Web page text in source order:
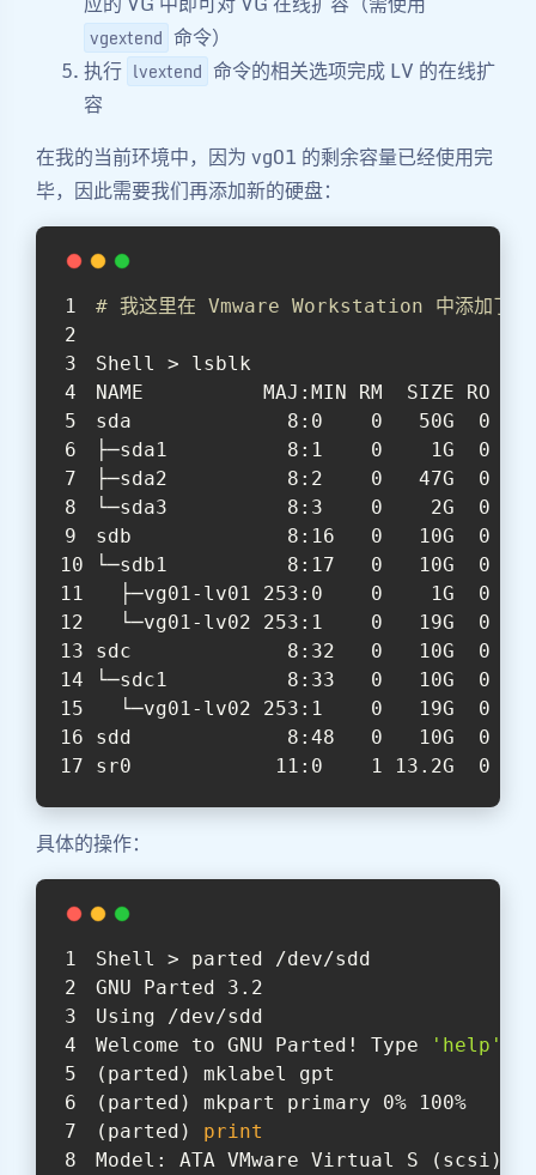
vgextend 命令）
执行 lvextend 命令的相关选项完成 LV 的在线扩
容
在我的当前环境中，因为 vg01 的剩余容量已经使用完
毕，因此需要我们再添加新的硬盘：
# 我这里在 Vmware Workstation 中添加了
Shell > lsblk
NAME          MAJ:MIN RM  SIZE RO TYPE
sda             8:0    0   50G  0
├─sda1          8:1    0    1G  0
├─sda2          8:2    0   47G  0
└─sda3          8:3    0    2G  0 part
sdb             8:16   0   10G  0
└─sdb1          8:17   0   10G  0
├─vg01-lv01 253:0    0    1G  0
└─vg01-lv02 253:1    0   19G  0
sdc             8:32   0   10G  0
└─sdc1          8:33   0   10G  0
└─vg01-lv02 253:1    0   19G  0
sdd             8:48   0   10G  0
sr0            11:0    1 13.2G  0
具体的操作：
Shell > parted /dev/sdd
GNU Parted 3.2
Using /dev/sdd
Welcome to GNU Parted! Type
'help'
(parted) mklabel gpt
(parted) mkpart primary 0% 100%
(parted) print
Model: ATA VMware Virtual S (scsi)